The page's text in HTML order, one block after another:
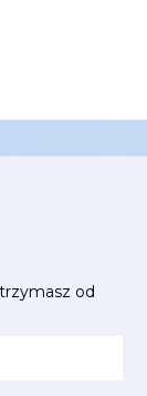
od